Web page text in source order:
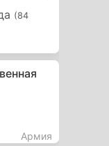
(84
Армия